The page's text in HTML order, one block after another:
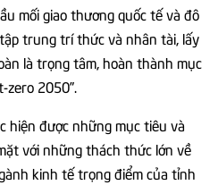
mối giao thương quốc tế và đô
trung trí thức và nhân tài, lấy
là trọng tâm, hoàn thành mục
2050”.
hiện được những mục tiêu và
với những thách thức lớn về
kinh tế trọng điểm của tỉnh